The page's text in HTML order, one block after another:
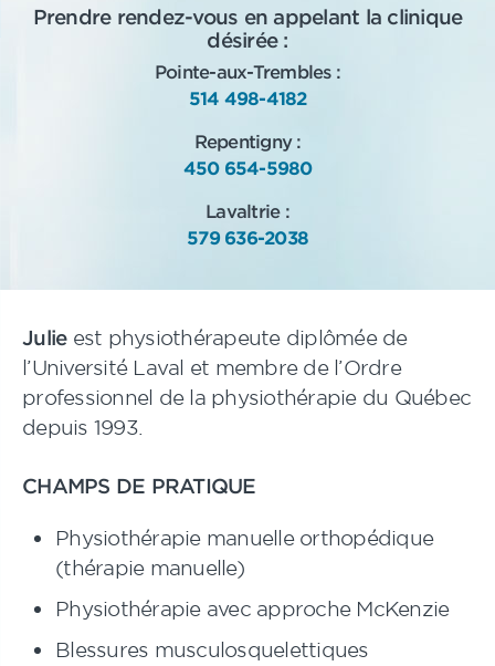
Prendre rendez-vous en appelant la clinique
désirée :
Pointe-aux-Trembles :
514 498-4182
Repentigny :
450 654-5980
Lavaltrie :
579 636-2038
Julieest physiothérapeute diplômée de
l’Université Laval et membre de l’Ordre
professionnel de la physiothérapie du Québec
depuis 1993.
CHAMPS DE PRATIQUE
Physiothérapie manuelle orthopédique
(thérapie manuelle)
Physiothérapie avec approche McKenzie
Blessures musculosquelettiques